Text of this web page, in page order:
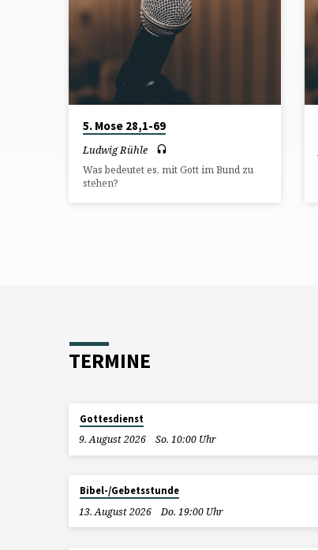
5. Mose 28,1-69
Ludwig Rühle
Was bedeutet es, mit Gott im Bund zu
stehen?
TERMINE
Gottesdienst
9. August 2026
So. 10:00 Uhr
Bibel-/Gebetsstunde
13. August 2026
Do. 19:00 Uhr